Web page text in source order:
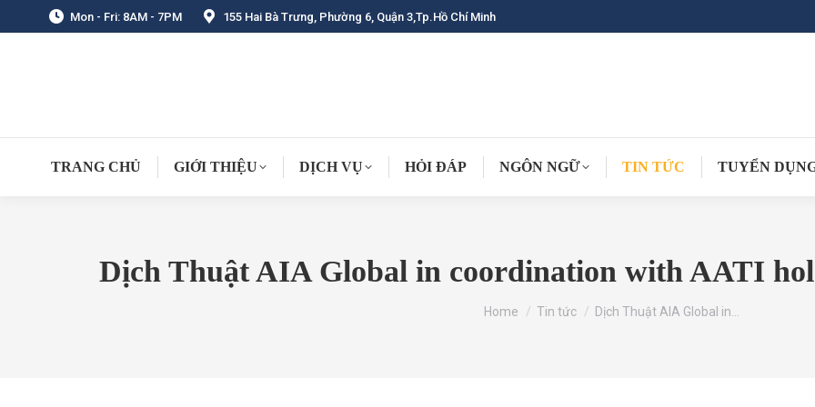
Mon - Fri: 8AM - 7PM 155 Hai Bà Trưng, Phường 6, Quận 3,Tp.Hồ Chí Minh
TRANG CHỦ GIỚI THIỆU DỊCH VỤ HỎI ĐÁP NGÔN NGỮ TIN TỨC TUYỂN
Dịch Thuật AIA Global in coordination with AATI
You are here:
Home Tin tức Dịch Thuật AIA Global in…